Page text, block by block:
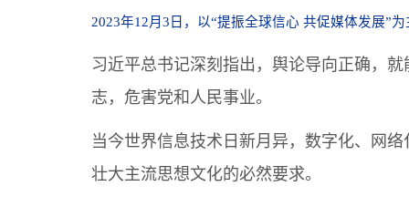
2023年12月3日，以“提振全球信心 共促媒体发展”
习近平总书记深刻指出，舆论导向正确，
志，危害党和人民事业。
当今世界信息技术日新月异，数字化、网
壮大主流思想文化的必然要求。